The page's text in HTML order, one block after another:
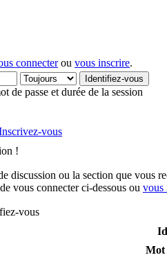
connecterou vous inscrire.
de passe et durée de la session
vous
!
discussion ou la section que vous
vous connecter ci-dessous ou vous
vous
Mot